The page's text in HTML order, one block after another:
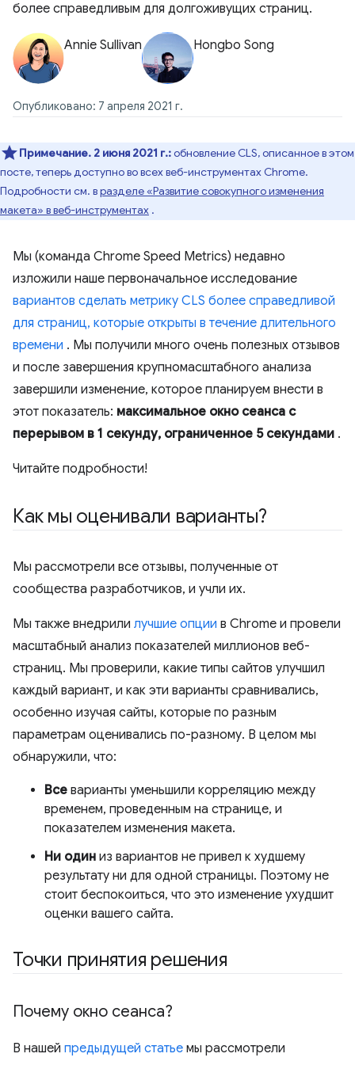
более справедливым для долгоживущих страниц.
Annie Sullivan Hongbo Song
Опубликовано: 7 апреля 2021 г.
Примечание. 2 июня 2021 г.:обновление CLS, описанное в этом
посте, теперь доступно во всех веб-инструментах Chrome.
Подробности см. вразделе «Развитие совокупного изменения
макета» в веб-инструментах .
Мы (команда Chrome Speed ​​Metrics) недавно
изложили наше первоначальное исследование
вариантов сделать метрику CLS более справедливой
для страниц, которые открыты в течение длительного
времени . Мы получили много очень полезных отзывов
и после завершения крупномасштабного анализа
завершили изменение, которое планируем внести в
этот показатель: максимальное окно сеанса с
перерывом в 1 секунду, ограниченное 5 секундами .
Читайте подробности!
Как мы оценивали варианты?
Мы рассмотрели все отзывы, полученные от
сообщества разработчиков, и учли их.
Мы также внедрили лучшие опции в Chrome и провели
масштабный анализ показателей миллионов веб-
страниц. Мы проверили, какие типы сайтов улучшил
каждый вариант, и как эти варианты сравнивались,
особенно изучая сайты, которые по разным
параметрам оценивались по-разному. В целом мы
обнаружили, что:
Все варианты уменьшили корреляцию между
временем, проведенным на странице, и
показателем изменения макета.
Ни один из вариантов не привел к худшему
результату ни для одной страницы. Поэтому не
стоит беспокоиться, что это изменение ухудшит
оценки вашего сайта.
Точки принятия решения
Почему окно сеанса?
В нашей предыдущей статье мы рассмотрели